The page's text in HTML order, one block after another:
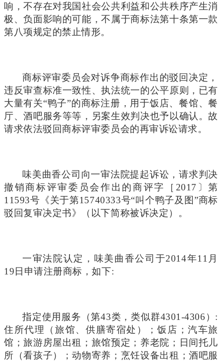
响，不存在对我国社会公共利益和公共秩序产生消
极、负面影响的可能，不属于商标法第十条第一款
第八项规定的禁止情形。
商标评审委员会对诉争商标作出的驳回决定，
违反审查标准一致性、执法统一的公平原则，已有
大量有关“鸭子”的商标注册，用于饭店、餐馆、餐
厅、酒吧服务等等，另案生效判决也予以确认。故
请求依法驳回商标评审委员会的再审诉讼请求。
味美曲香公司向一审法院提起诉讼，请求判决
撤销商标评审委员会作出的商评字［2017〕第
11593号《关于第15740333号“叫个鸭子及图”商标
驳回复审决定书》（以下简称被诉决定）。
一审法院认定，味美曲香公司于2014年11月
19日申请注册商标，如下:
指定使用服务（第43类，类似群4301-4306）:
住所代理（旅馆、供膳寄宿处）；饭店；汽车旅
馆；旅游房屋出租；旅馆预定；养老院；日间托儿
所（看孩子）；动物寄养；烹饪设备出租；酒吧服